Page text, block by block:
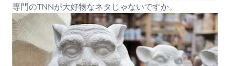
専門のTNNが大好物なネタじゃないですか。